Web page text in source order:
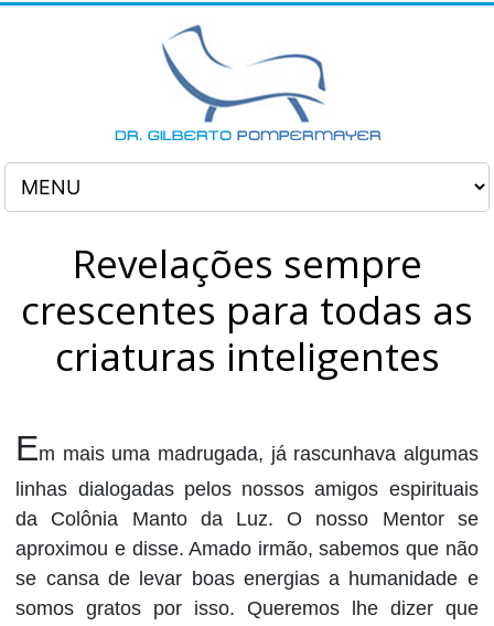
Revelações sempre
crescentes para todas as
criaturas inteligentes
Em mais uma madrugada, já rascunhava algumas
linhas dialogadas pelos nossos amigos espirituais
da Colônia Manto da Luz. O nosso Mentor se
aproximou e disse. Amado irmão, sabemos que não
se cansa de levar boas energias a humanidade e
somos gratos por isso. Queremos lhe dizer que